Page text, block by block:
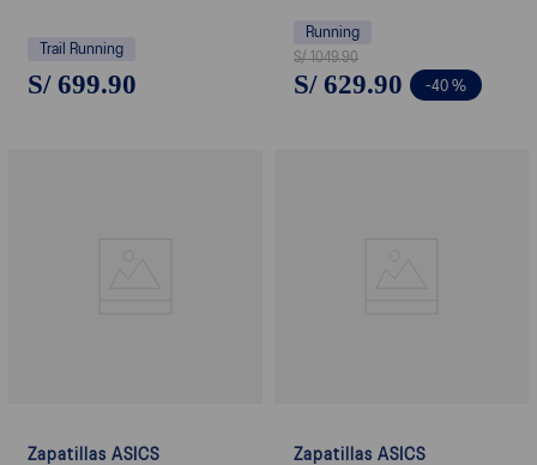
Trail Running
S/ 699.90
Running
S/ 1049.90
S/ 629.90 -40 %
Zapatillas ASICS
Zapatillas ASICS